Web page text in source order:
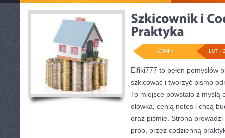
LUT -
ADMIN
Elfiki777 to pełen pomysłów
szkicować i tworzyć pismo
To miejsce powstało z
ołówka, cenią notes i chcą
oraz piśmie. Strona
prób, przez codzienną